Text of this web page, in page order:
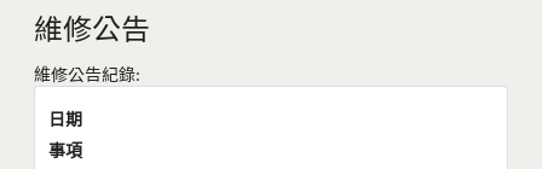
維修公告
維修公告紀錄:
日期
事項